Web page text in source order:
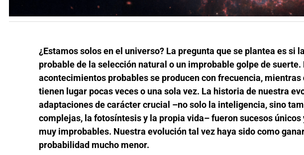
¿Estamos solos en el universo? La pregunta que se plantea es si
probable de la selección natural o un improbable golpe de
acontecimientos probables se producen con frecuencia,
tienen lugar pocas veces o una sola vez. La historia de nuestra
adaptaciones de carácter crucial –no solo la inteligencia, sino
complejas, la fotosíntesis y la propia vida– fueron sucesos únicos
muy improbables. Nuestra evolución tal vez haya sido como
probabilidad mucho menor.